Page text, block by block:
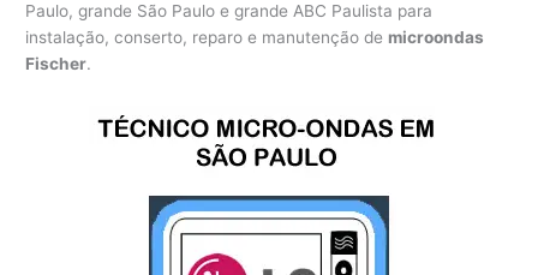
Paulo, grande São Paulo e grande ABC Paulista para
instalação, conserto, reparo e manutenção de microondas
Fischer.